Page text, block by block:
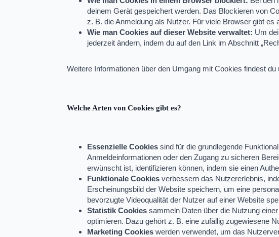
deinem Gerät gespeichert werden. Das Blockieren von
z. B. die Anmeldung als Nutzer. Für viele Browser gibt
Wie man Cookies auf dieser Website verwaltet: Um
jederzeit ändern, indem du auf den Link im Abschnitt
Weitere Informationen über den Umgang mit Cookies findest du
Welche Arten von Cookies gibt es?
Essenzielle Cookies sind für die grundlegende
Anmeldeinformationen oder den Zugang zu sicheren
erwünscht ist, identifizieren können, indem sie einen
Funktionale Cookies verbessern das Nutzererlebnis,
Erscheinungsbild der Website speichern, um eine
bevorzugte Videoqualität der Nutzer auf einer Website
Statistik Cookies sammeln Daten über die Nutzung
optimieren. Dazu gehört z. B. eine zufällig zugewiesene
Marketing Cookies werden verwendet, um das